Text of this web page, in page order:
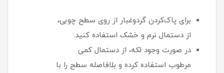
برای پاک‌کردن گردوغبار از روی سطح چوبی،
از دستمال نرم و خشک استفاده کنید.
در صورت وجود لکه، از دستمال کمی
مرطوب استفاده کرده و بلافاصله سطح را با